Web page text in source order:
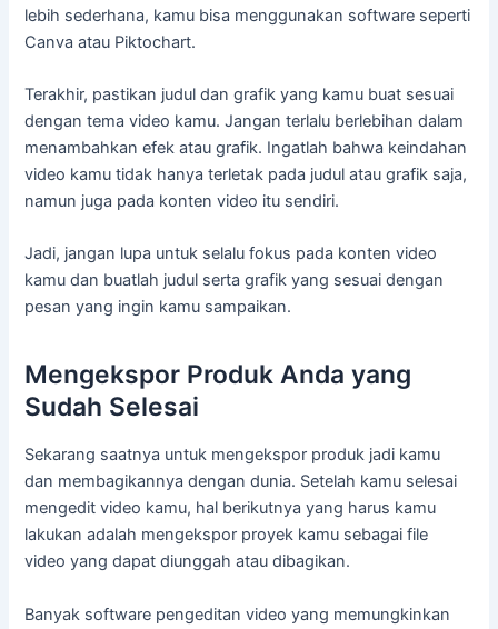
lebih sederhana, kamu bisa menggunakan software seperti
Canva atau Piktochart.
Terakhir, pastikan judul dan grafik yang kamu buat sesuai
dengan tema video kamu. Jangan terlalu berlebihan dalam
menambahkan efek atau grafik. Ingatlah bahwa keindahan
video kamu tidak hanya terletak pada judul atau grafik saja,
namun juga pada konten video itu sendiri.
Jadi, jangan lupa untuk selalu fokus pada konten video
kamu dan buatlah judul serta grafik yang sesuai dengan
pesan yang ingin kamu sampaikan.
Mengekspor Produk Anda yang
Sudah Selesai
Sekarang saatnya untuk mengekspor produk jadi kamu
dan membagikannya dengan dunia. Setelah kamu selesai
mengedit video kamu, hal berikutnya yang harus kamu
lakukan adalah mengekspor proyek kamu sebagai file
video yang dapat diunggah atau dibagikan.
Banyak software pengeditan video yang memungkinkan